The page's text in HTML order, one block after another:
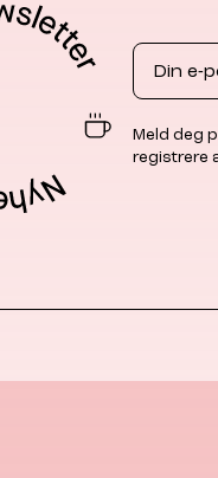
Email
Meld deg
registrere